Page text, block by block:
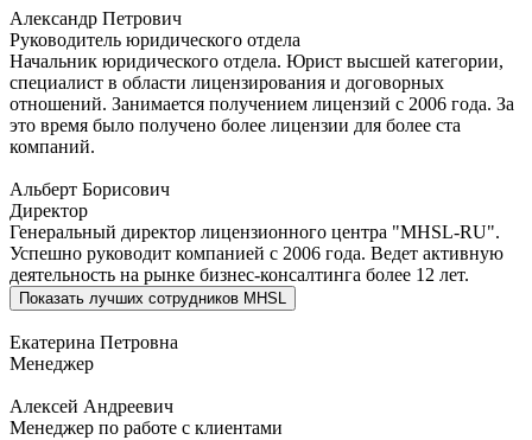
Александр Петрович
Руководитель юридического отдела
Начальник юридического отдела. Юрист высшей категории,
специалист в области лицензирования и договорных
отношений. Занимается получением лицензий с 2006 года. За
это время было получено более лицензии для более ста
компаний.
Альберт Борисович
Директор
Генеральный директор лицензионного центра "MHSL-RU".
Успешно руководит компанией с 2006 года. Ведет активную
деятельность на рынке бизнес-консалтинга более 12 лет.
Показать лучших сотрудников MHSL
Екатерина Петровна
Менеджер
Алексей Андреевич
Менеджер по работе с клиентами